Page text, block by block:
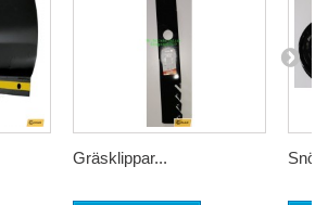
Gräsklippar...